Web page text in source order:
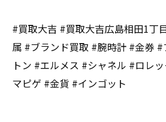
#買取大吉 #買取大吉広島相田1丁
属 #ブランド買取 #腕時計 #金券
トン #エルメス #シャネル #ロレ
マピゲ #金貨 #インゴット